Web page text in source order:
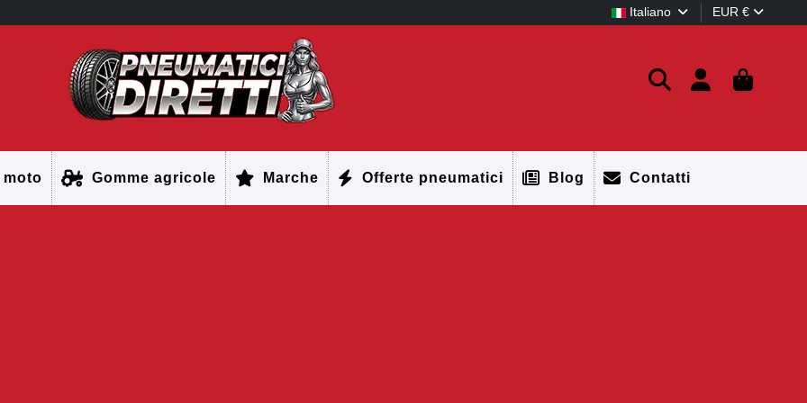
Italiano EUR €
moto Gomme agricole Marche Offerte pneumatici Blog Contatti